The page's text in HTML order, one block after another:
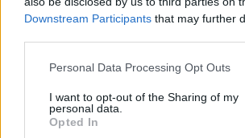
Downstream Participants that may further
Please note that this website/app uses one
not limited to your visit or usage behaviour.
grant or deny consent to Google and its
use your data for below specified purposes
Personal Data Processing Opt Outs
I want to opt-out of the Sharing of my
personal data.
Opted In
A rovat támogatója: